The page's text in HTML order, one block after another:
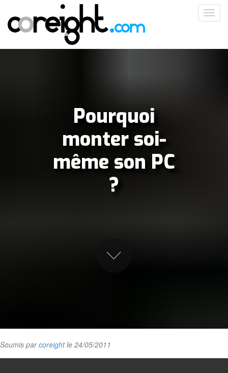
contenu
principal
Pourquoi
monter soi-
même son PC
?
Soumis parcoreightle 24/05/2011